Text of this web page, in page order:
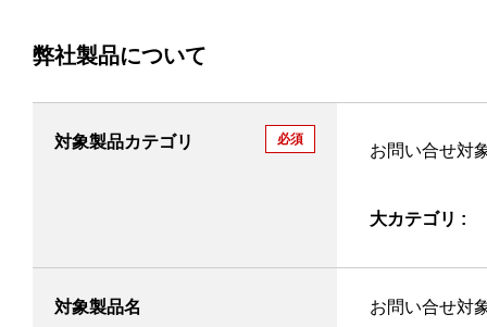
弊社製品について
対象製品カテゴリ 必須
お問い合せ対
大カテゴリ :
対象製品名 お問い合せ対